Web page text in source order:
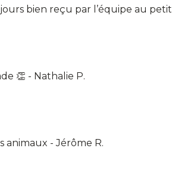
bien reçu par l’équipe au petit
👏 - Nathalie P.
animaux - Jérôme R.